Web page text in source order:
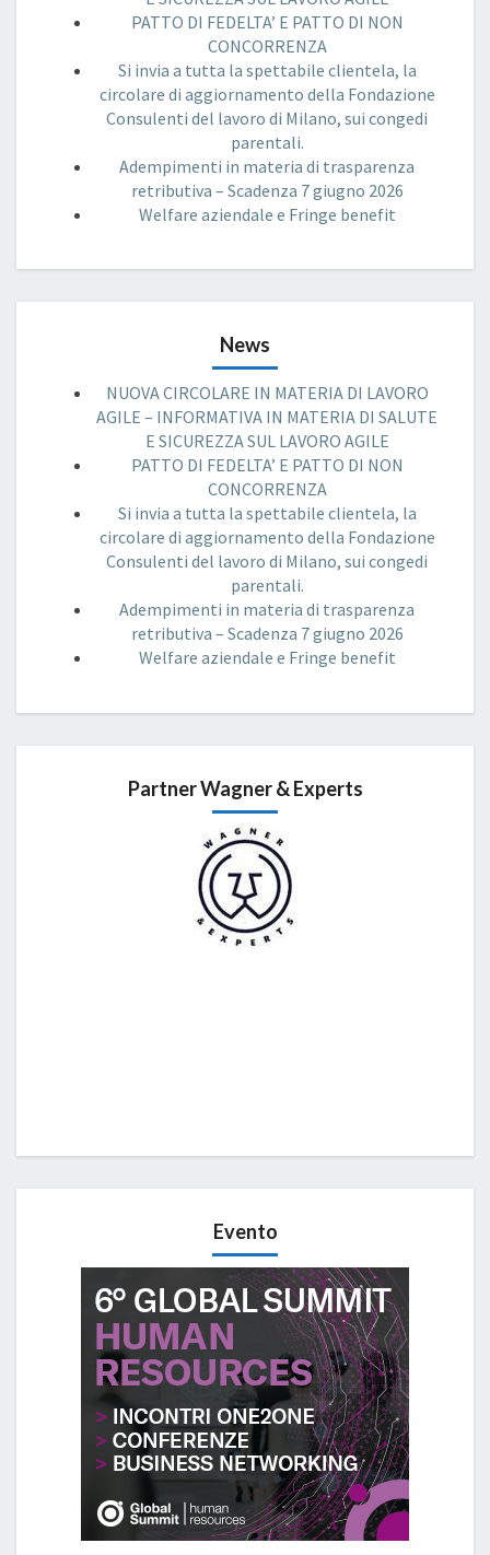
PATTO DI FEDELTA’ E PATTO DI NON
CONCORRENZA
Si invia a tutta la spettabile clientela, la
circolare di aggiornamento della Fondazione
Consulenti del lavoro di Milano, sui congedi
parentali.
Adempimenti in materia di trasparenza
retributiva – Scadenza 7 giugno 2026
Welfare aziendale e Fringe benefit
News
NUOVA CIRCOLARE IN MATERIA DI LAVORO
AGILE – INFORMATIVA IN MATERIA DI SALUTE
E SICUREZZA SUL LAVORO AGILE
PATTO DI FEDELTA’ E PATTO DI NON
CONCORRENZA
Si invia a tutta la spettabile clientela, la
circolare di aggiornamento della Fondazione
Consulenti del lavoro di Milano, sui congedi
parentali.
Adempimenti in materia di trasparenza
retributiva – Scadenza 7 giugno 2026
Welfare aziendale e Fringe benefit
Partner Wagner & Experts
Evento